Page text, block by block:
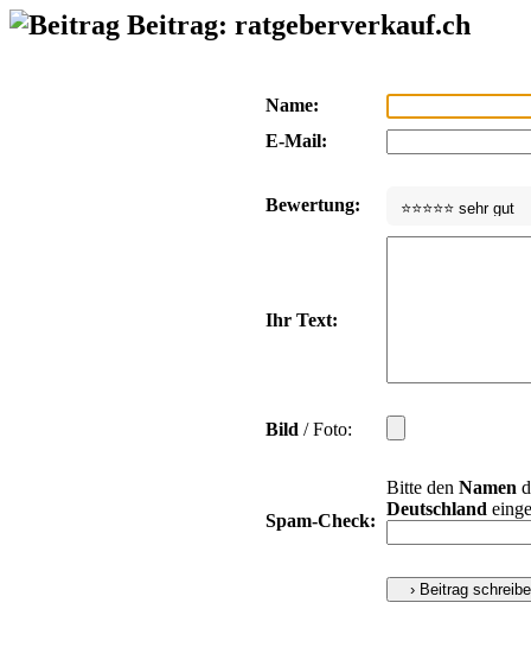
Beitrag: ratgeberverkauf.ch
Name:
E-Mail:
Bewertung:
Ihr Text:
Bild / Foto:
Spam-Check:
Bitte den Namen
Deutschland